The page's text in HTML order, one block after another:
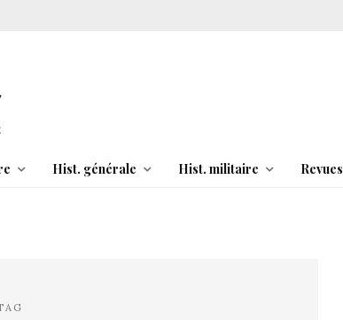
Hist. générale Hist. militaire Revues